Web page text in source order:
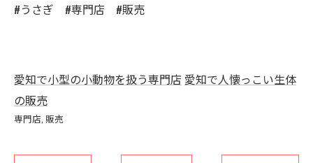
#うさぎ #専門店 #販売
愛知で小型の小動物を扱う専門店 愛知で人懐っこい生体
の販売
専門店 販売